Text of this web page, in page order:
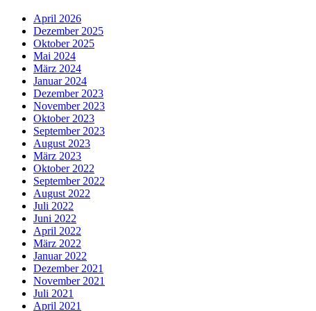
April 2026
Dezember 2025
Oktober 2025
Mai 2024
März 2024
Januar 2024
Dezember 2023
November 2023
Oktober 2023
September 2023
August 2023
März 2023
Oktober 2022
September 2022
August 2022
Juli 2022
Juni 2022
April 2022
März 2022
Januar 2022
Dezember 2021
November 2021
Juli 2021
April 2021